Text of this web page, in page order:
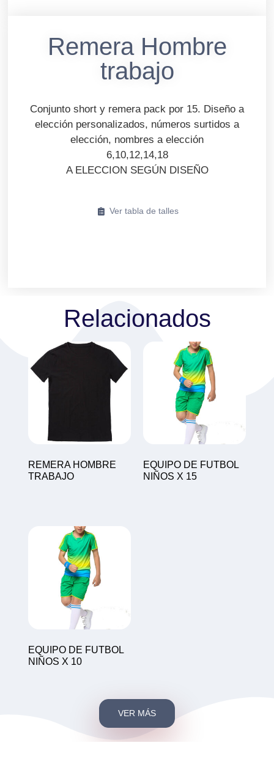
Remera Hombre
trabajo
Conjunto short y remera pack por 15. Diseño a
elección personalizados, números surtidos a
elección, nombres a elección
6,10,12,14,18
A ELECCION SEGÚN DISEÑO
Ver tabla de talles
Relacionados
REMERA HOMBRE
TRABAJO
EQUIPO DE FUTBOL
NIÑOS X 15
EQUIPO DE FUTBOL
NIÑOS X 10
VER MÁS